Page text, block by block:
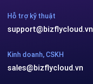
Hỗ trợ kỹ thuật
support@bizflycloud.vn
Kinh doanh, CSKH
sales@bizflycloud.vn